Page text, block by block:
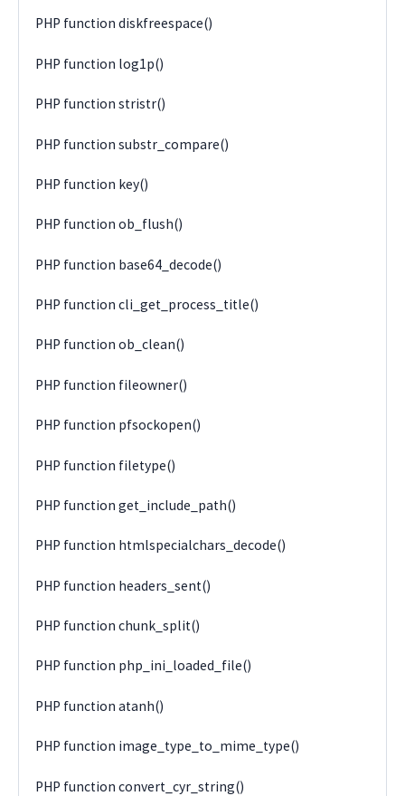
PHP function diskfreespace()
PHP function log1p()
PHP function stristr()
PHP function substr_compare()
PHP function key()
PHP function ob_flush()
PHP function base64_decode()
PHP function cli_get_process_title()
PHP function ob_clean()
PHP function fileowner()
PHP function pfsockopen()
PHP function filetype()
PHP function get_include_path()
PHP function htmlspecialchars_decode()
PHP function headers_sent()
PHP function chunk_split()
PHP function php_ini_loaded_file()
PHP function atanh()
PHP function image_type_to_mime_type()
PHP function convert_cyr_string()